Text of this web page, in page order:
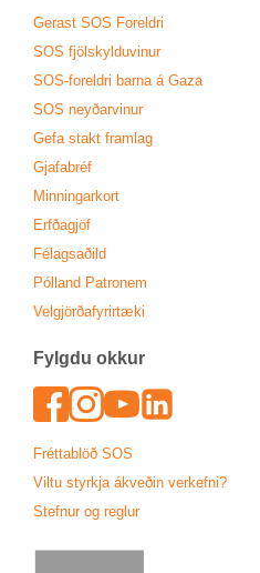
Ger­ast SOS For­eldri
SOS fjöl­skyldu­vin­ur
SOS-for­eldri barna á Gaza
SOS neyð­ar­vin­ur
Gefa stakt fram­lag
Gjafa­bréf
Minn­ing­ar­kort
Erfða­gjöf
Fé­lags­að­ild
Pól­land Patronem
Vel­gjörða­fyr­ir­tæki
Fylgdu okk­ur
Frétta­blöð SOS
Viltu styrkja ákveð­in verk­efni?
Stefn­ur og regl­ur